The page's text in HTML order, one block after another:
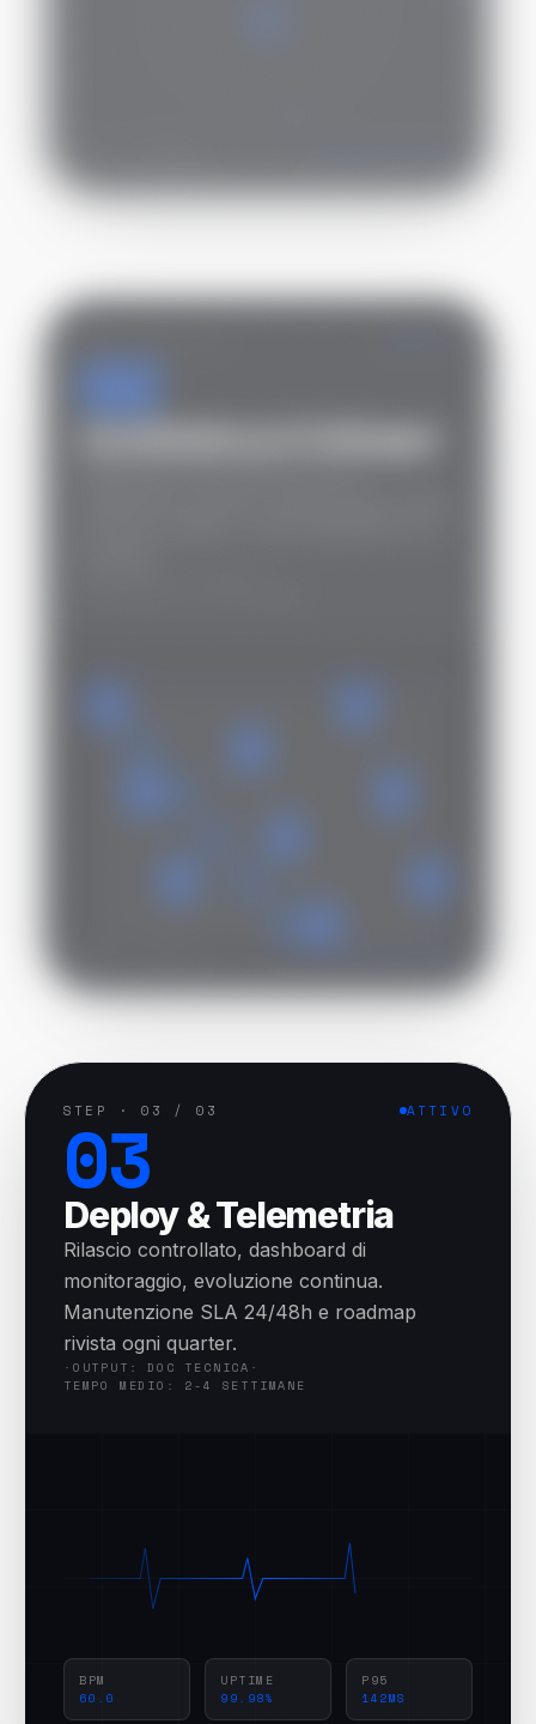
02
STEP · 03 / 03 ATTIVO
03
Deploy & Telemetria
Rilascio controllato, dashboard di
monitoraggio, evoluzione continua.
Manutenzione SLA 24/48h e roadmap
rivista ogni quarter.
· OUTPUT: DOC TECNICA ·
TEMPO MEDIO: 2-4 SETTIMANE
BPM
60.0
UPTIME
99.98%
P95
142MS